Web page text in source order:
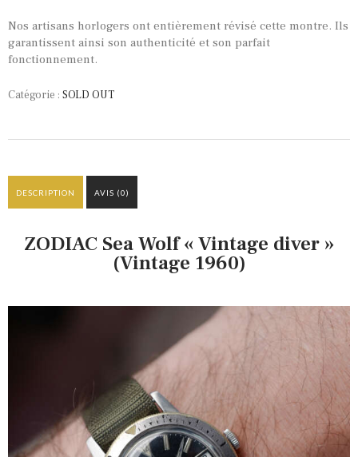
Nos artisans horlogers ont entièrement révisé cette montre. Ils
garantissent ainsi son authenticité et son parfait
fonctionnement.
Catégorie : SOLD OUT
DESCRIPTION AVIS (0)
ZODIAC Sea Wolf « Vintage diver »
(Vintage 1960)